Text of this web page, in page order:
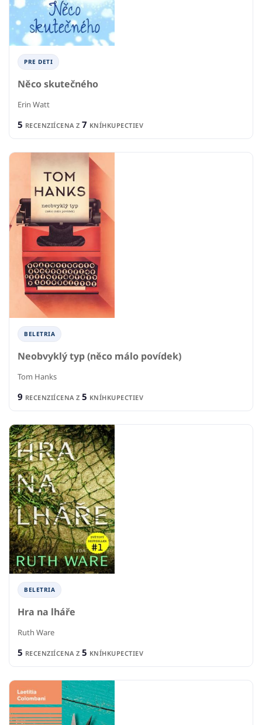
PRE DETI
Něco skutečného
Erin Watt
5 RECENZIÍCENA Z 7 KNÍHKUPECTIEV
BELETRIA
Neobvyklý typ (něco málo povídek)
Tom Hanks
9 RECENZIÍCENA Z 5 KNÍHKUPECTIEV
BELETRIA
Hra na lháře
Ruth Ware
5 RECENZIÍCENA Z 5 KNÍHKUPECTIEV